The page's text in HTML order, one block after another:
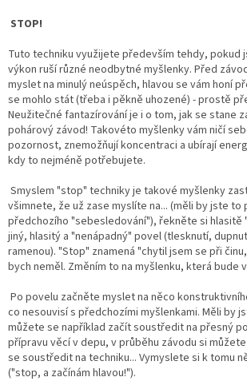
STOP!
Tuto techniku využijete především tehdy, pokud
výkon ruší různé neodbytné myšlenky. Před
myslet na minulý neúspěch, hlavou se vám honí
se mohlo stát (třeba i pěkně uhozené) - prostě
Neužitečné fantazírování je i o tom, jak se stane
pohárový závod! Takovéto myšlenky vám ničí
pozornost, znemožňují koncentraci a ubírají
kdy to nejméně potřebujete.
Smyslem "stop" techniky je takové myšlenky
všimnete, že už zase myslíte na... (měli by jste to
předchozího "sebesledování"), řekněte si hlasitě
jiný, hlasitý a "nenápadný" povel (tlesknutí,
ramenou). "Stop" znamená "chytil jsem se při
bych neměl. Změním to na myšlenku, která bude
Po povelu začněte myslet na něco
co nesouvisí s předchozími myšlenkami. Měli by
můžete se například začít soustředit na přesný
přípravu věcí v depu, v průběhu závodu si
se soustředit na techniku... Vymyslete si k tomu
("stop, a začínám hlavou!").